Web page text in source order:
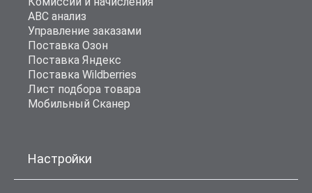
ABC анализ
Управление заказами
Поставка Озон
Поставка Яндекс
Поставка Wildberries
Лист подбора товара
Мобильный Сканер
Настройки